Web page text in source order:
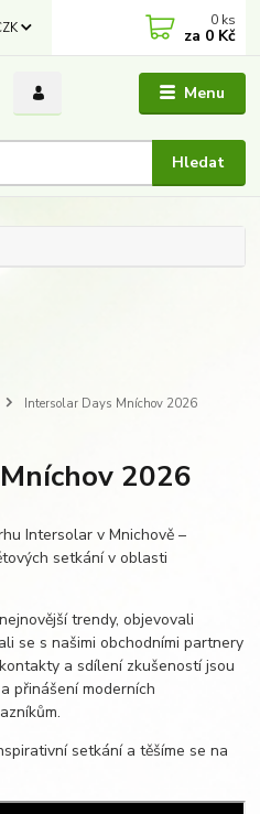
Menu
Hledat
0 ks
za 0 Kč
Intersolar Days Mníchov 2026
2026
Intersolar v Mnichově –
setkání v oblasti
trendy, objevovali
se s našimi obchodními partnery
a sdílení zkušeností jsou
přinášení moderních
setkání a těšíme se na